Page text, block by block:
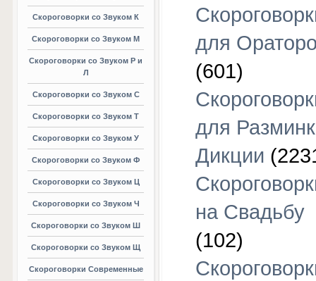
Скороговорки со Звуком К
Скороговорки со Звуком М
Скороговорки со Звуком Р и
Л
Скороговорки со Звуком С
Скороговорки со Звуком Т
Скороговорки со Звуком У
Скороговорки со Звуком Ф
Скороговорки со Звуком Ц
Скороговорки со Звуком Ч
Скороговорки со Звуком Ш
Скороговорки со Звуком Щ
Скороговорки Современные
для
(601)
для
Дикции
на Свадьбу
(102)